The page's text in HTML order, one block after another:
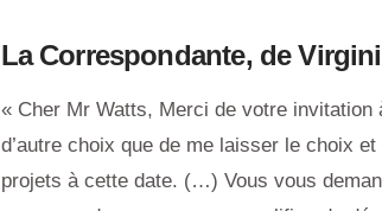
La Correspondante, de
« Cher Mr Watts, Merci de votre
d’autre choix que de me laisser le choix
projets à cette date. (…) Vous vous